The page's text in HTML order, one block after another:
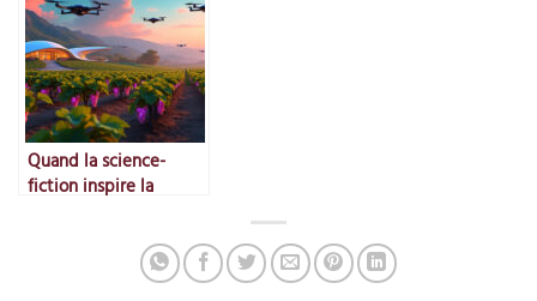
Quand la science-
fiction inspire la